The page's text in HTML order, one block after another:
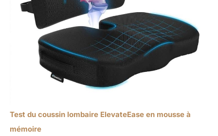
Test du coussin lombaire ElevateEase en mousse à
mémoire